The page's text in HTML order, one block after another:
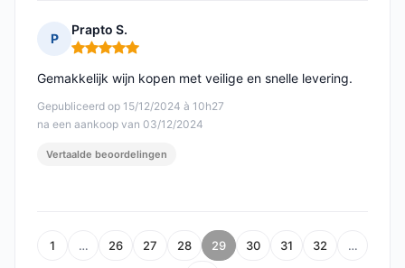
P
Prapto S.
Opmerking: 5 van 5
Gepubliceerd op 15/12/2024 à 10h27
na een aankoop van 03/12/2024
Gemakkelijk wijn kopen met veilige en snelle levering.
Vertaalde beoordelingen
1 … 26 27 28 29 30 31 32 …